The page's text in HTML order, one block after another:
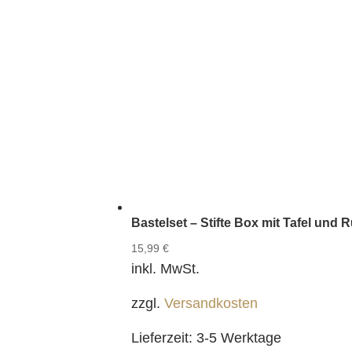
Bastelset – Stifte Box mit Tafel und
15,99€
inkl. MwSt.
zzgl.Versandkosten
Lieferzeit: 3-5 Werktage